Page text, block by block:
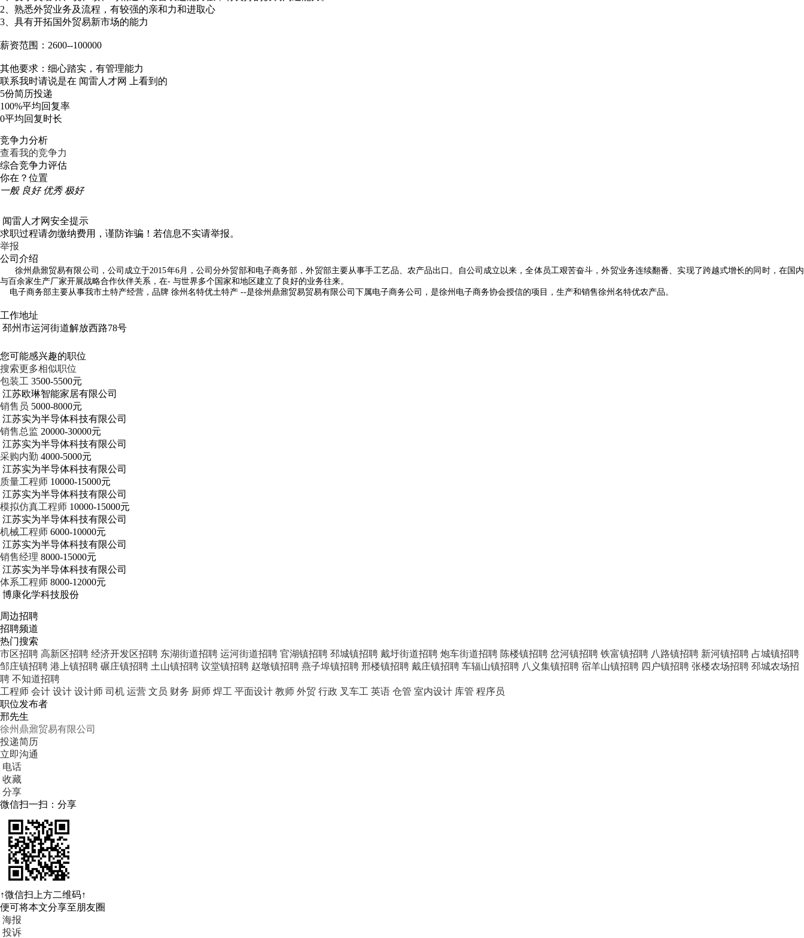
2、熟悉外贸业务及流程，有较强的亲和力和进取心
3、具有开拓国外贸易新市场的能力
薪资范围：2600--100000
其他要求：细心踏实，有管理能力
联系我时请说是在 闻雷人才网
上看到的
5份简历投递
100%平均回复率
0平均回复时长
竞争力分析
查看我的竞争力
综合竞争力评估
你在？位置
一般 良好 优秀 极好
闻雷人才网安全提示
求职过程请勿缴纳费用，谨防诈骗！若信息不实请举报。
举报
公司介绍
徐州鼎鼐贸易有限公司，公司成立于2015年6月，公司分外贸部和电子商务部，外贸部主要从事手工艺品、农产品出口。自公司成立以来，全体员工艰苦奋斗，外贸业务连续翻番、实现了跨越式增长的同时，在国内
与百余家生产厂家开展战略合作伙伴关系，在- 与世界多个国家和地区建立了良好的业务往来。
电子商务部主要从事我市土特产经营，品牌 徐州名特优土特产 --是徐州鼎鼐贸易贸易有限公司下属电子商务公司，是徐州电子商务协会授信的项目，生产和销售徐州名特优农产品。
工作地址
邳州市运河街道解放西路78号
您可能感兴趣的职位
搜索更多相似职位
包装工 3500-5500元
江苏欧琳智能家居有限公司
销售员 5000-8000元
江苏实为半导体科技有限公司
销售总监 20000-30000元
江苏实为半导体科技有限公司
采购内勤 4000-5000元
江苏实为半导体科技有限公司
质量工程师 10000-15000元
江苏实为半导体科技有限公司
模拟仿真工程师 10000-15000元
江苏实为半导体科技有限公司
机械工程师 6000-10000元
江苏实为半导体科技有限公司
销售经理 8000-15000元
江苏实为半导体科技有限公司
体系工程师 8000-12000元
博康化学科技股份
周边招聘
招聘频道
热门搜索
市区招聘 高新区招聘 经济开发区招聘 东湖街道招聘 运河街道招聘 官湖镇招聘 邳城镇招聘 戴圩街道招聘 炮车街道招聘 陈楼镇招聘 岔河镇招聘 铁富镇招聘 八路镇招聘 新河镇招聘 占城镇招聘
邹庄镇招聘 港上镇招聘 碾庄镇招聘 土山镇招聘 议堂镇招聘 赵墩镇招聘 燕子埠镇招聘 邢楼镇招聘 戴庄镇招聘 车辐山镇招聘 八义集镇招聘 宿羊山镇招聘 四户镇招聘 张楼农场招聘 邳城农场招
聘 不知道招聘
工程师 会计 设计 设计师 司机 运营 文员 财务 厨师 焊工 平面设计 教师 外贸 行政 叉车工 英语 仓管 室内设计 库管 程序员
职位发布者
邢先生
徐州鼎鼐贸易有限公司
投递简历
立即沟通
电话
收藏
分享
微信扫一扫：分享
↑微信扫上方二维码↑
便可将本文分享至朋友圈
海报
投诉